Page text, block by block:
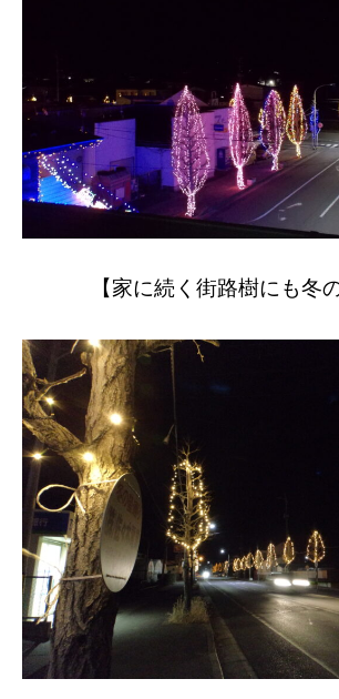
【家に続く街路樹にも冬